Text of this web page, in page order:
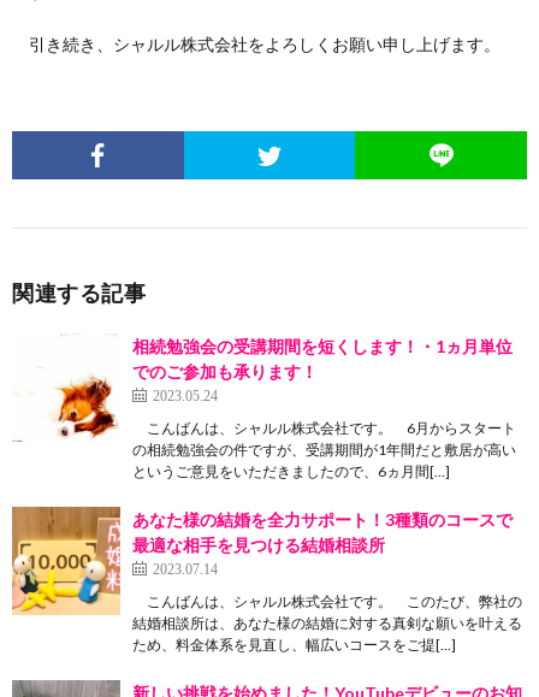
引き続き、シャルル株式会社をよろしくお願い申し上げます。
関連する記事
相続勉強会の受講期間を短くします！・1ヵ月単位
でのご参加も承ります！
2023.05.24
こんばんは、シャルル株式会社です。 6月からスタート
の相続勉強会の件ですが、受講期間が1年間だと敷居が高い
というご意見をいただきましたので、6ヵ月間[…]
あなた様の結婚を全力サポート！3種類のコースで
最適な相手を見つける結婚相談所
2023.07.14
こんばんは、シャルル株式会社です。 このたび、弊社の
結婚相談所は、あなた様の結婚に対する真剣な願いを叶える
ため、料金体系を見直し、幅広いコースをご提[…]